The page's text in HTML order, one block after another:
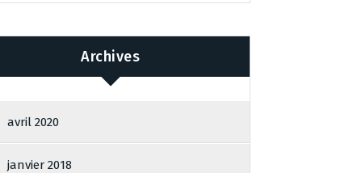
Archives
avril 2020
janvier 2018